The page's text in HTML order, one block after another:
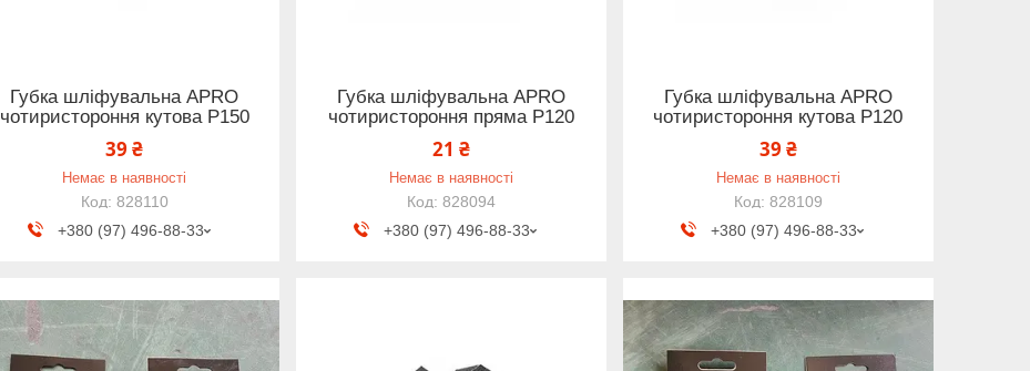
Губка шліфувальна APRO
чотиристороння кутова P150
39 ₴
Немає в наявності
828110
+380 (97) 496-88-33
Губка шліфувальна APRO
чотиристороння пряма P120
21 ₴
Немає в наявності
828094
+380 (97) 496-88-33
Губка шліфувальна APRO
чотиристороння кутова P120
39 ₴
Немає в наявності
828109
+380 (97) 496-88-33